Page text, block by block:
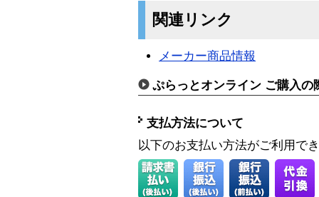
関連リンク
メーカー商品情報
ぷらっとオンライン ご購入の
支払方法について
以下のお支払い方法がご利用で